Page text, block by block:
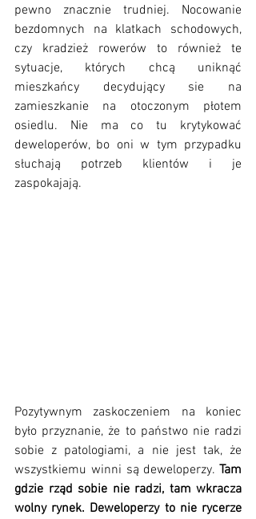
pewno znacznie trudniej. Nocowanie
bezdomnych na klatkach schodowych,
czy kradzież rowerów to również te
sytuacje, których chcą uniknąć
mieszkańcy decydujący sie na
zamieszkanie na otoczonym płotem
osiedlu. Nie ma co tu krytykować
deweloperów, bo oni w tym przypadku
słuchają potrzeb klientów i je
zaspokajają.
Pozytywnym zaskoczeniem na koniec
było przyznanie, że to państwo nie radzi
sobie z patologiami, a nie jest tak, że
wszystkiemu winni są deweloperzy. Tam
gdzie rząd sobie nie radzi, tam wkracza
wolny rynek. Deweloperzy to nie rycerze